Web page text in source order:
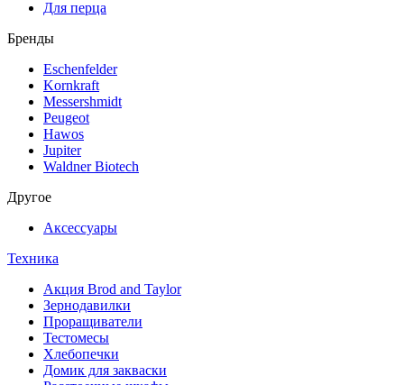
Для перца
Бренды
Eschenfelder
Kornkraft
Messershmidt
Peugeot
Hawos
Jupiter
Waldner Biotech
Другое
Аксессуары
Техника
Акция Brod and Taylor
Зернодавилки
Проращиватели
Тестомесы
Хлебопечки
Домик для закваски